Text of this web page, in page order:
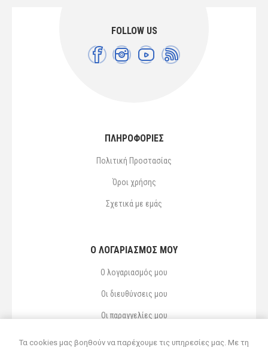
FOLLOW US
ΠΛΗΡΟΦΟΡΙΕΣ
Πολιτική Προστασίας
Όροι χρήσης
Σχετικά με εμάς
Ο ΛΟΓΑΡΙΑΣΜΌΣ ΜΟΥ
Ο λογαριασμός μου
Οι διευθύνσεις μου
Οι παραγγελίες μου
Αγαπημένα
Τα cookies μας βοηθούν να παρέχουμε τις υπηρεσίες μας. Με τη